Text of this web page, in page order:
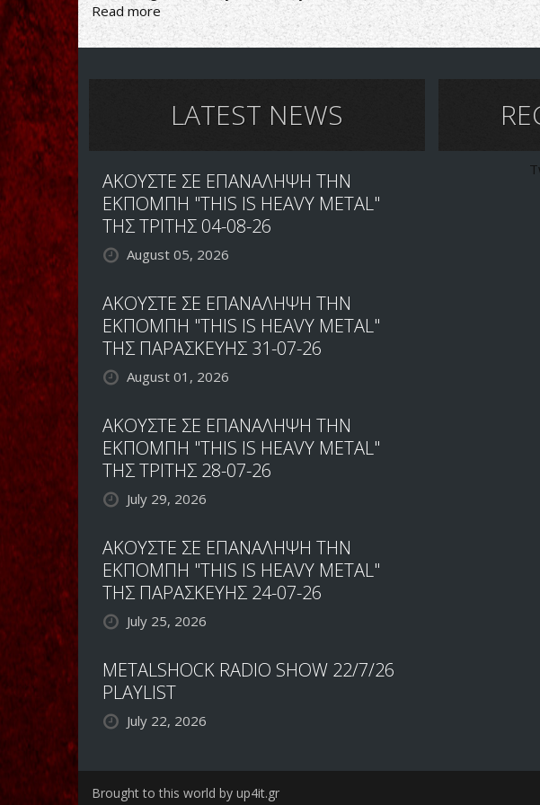
Read moreabout
ΠΡΩΤΟ
SOLO
ΤΟΝ
MYLES
ΜΑΡΤΙΟ
LATEST NEWS
ΑΚΟΥΣΤΕ ΣΕ ΕΠΑΝΑΛΗΨΗ ΤΗΝ
ΕΚΠΟΜΠΗ "THIS IS HEAVY METAL"
ΤΗΣ ΤΡΙΤΗΣ 04-08-26
August 05, 2026
ΑΚΟΥΣΤΕ ΣΕ ΕΠΑΝΑΛΗΨΗ ΤΗΝ
ΕΚΠΟΜΠΗ "THIS IS HEAVY METAL"
ΤΗΣ ΠΑΡΑΣΚΕΥΗΣ 31-07-26
August 01, 2026
ΑΚΟΥΣΤΕ ΣΕ ΕΠΑΝΑΛΗΨΗ ΤΗΝ
ΕΚΠΟΜΠΗ "THIS IS HEAVY METAL"
ΤΗΣ ΤΡΙΤΗΣ 28-07-26
July 29, 2026
ΑΚΟΥΣΤΕ ΣΕ ΕΠΑΝΑΛΗΨΗ ΤΗΝ
ΕΚΠΟΜΠΗ "THIS IS HEAVY METAL"
ΤΗΣ ΠΑΡΑΣΚΕΥΗΣ 24-07-26
July 25, 2026
METALSHOCK RADIO SHOW 22/7/26
PLAYLIST
July 22, 2026
Brought to this world by up4it.gr